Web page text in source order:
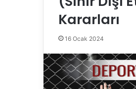
Kararları
16 Ocak 2024